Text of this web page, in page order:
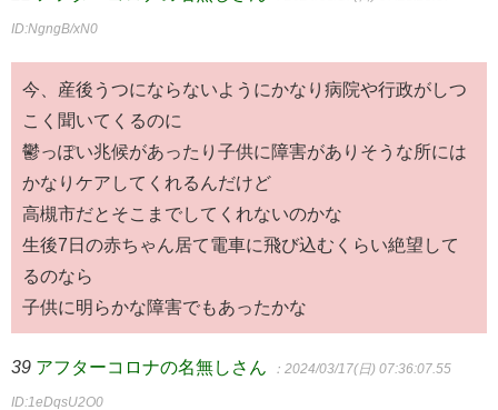
ID:NgngB/xN0
今、産後うつにならないようにかなり病院や行政がしつ
こく聞いてくるのに
鬱っぽい兆候があったり子供に障害がありそうな所には
かなりケアしてくれるんだけど
高槻市だとそこまでしてくれないのかな
生後7日の赤ちゃん居て電車に飛び込むくらい絶望して
るのなら
子供に明らかな障害でもあったかな
39 アフターコロナの名無しさん ：2024/03/17(日) 07:36:07.55
ID:1eDqsU2O0